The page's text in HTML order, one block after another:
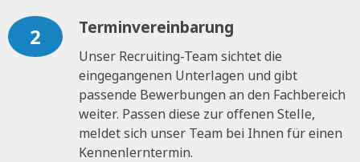
2 Terminvereinbarung
Unser Recruiting-Team sichtet die
eingegangenen Unterlagen und gibt
passende Bewerbungen an den Fachbereich
weiter. Passen diese zur offenen Stelle,
meldet sich unser Team bei Ihnen für einen
Kennenlerntermin.